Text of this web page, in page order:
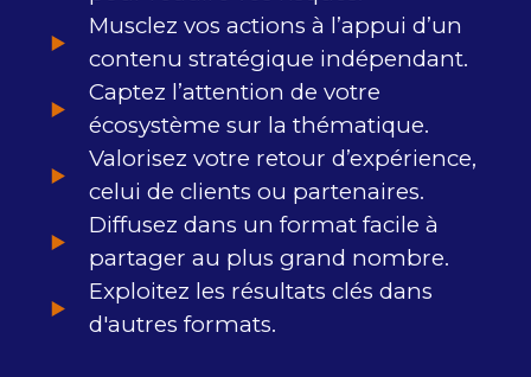
Musclez vos actions à l’appui d’un
contenu stratégique indépendant.
Captez l’attention de votre
écosystème sur la thématique.
Valorisez votre retour d’expérience,
celui de clients ou partenaires.
Diffusez dans un format facile à
partager au plus grand nombre.
Exploitez les résultats clés dans
d'autres formats.